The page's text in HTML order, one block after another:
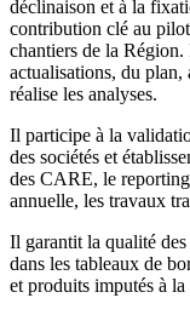
déclinaison et à la
contribution clé au
chantiers de la
actualisations, du
réalise les analyses.
Il participe à la
des sociétés et
des CARE, le
annuelle, les travaux
Il garantit la qualité
dans les tableaux de
et produits imputés à